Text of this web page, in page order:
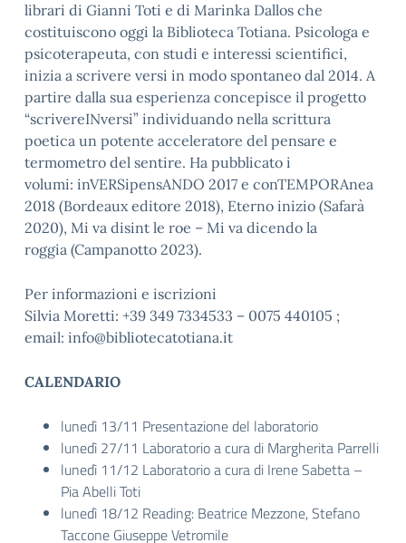
librari di Gianni Toti e di Marinka Dallos che
costituiscono oggi la Biblioteca Totiana. Psicologa e
psicoterapeuta, con studi e interessi scientifici,
inizia a scrivere versi in modo spontaneo dal 2014. A
partire dalla sua esperienza concepisce il progetto
“scrivereINversi” individuando nella scrittura
poetica un potente acceleratore del pensare e
termometro del sentire. Ha pubblicato i
volumi: inVERSipensANDO 2017 e conTEMPORAnea
2018 (Bordeaux editore 2018), Eterno inizio (Safarà
2020), Mi va disint le roe – Mi va dicendo la
roggia (Campanotto 2023).
Per informazioni e iscrizioni
Silvia Moretti: +39 349 7334533 – 0075 440105 ;
email: info@bibliotecatotiana.it
CALENDARIO
lunedì 13/11 Presentazione del laboratorio
lunedì 27/11 Laboratorio a cura di Margherita Parrelli
lunedì 11/12 Laboratorio a cura di Irene Sabetta –
Pia Abelli Toti
lunedì 18/12 Reading: Beatrice Mezzone, Stefano
Taccone Giuseppe Vetromile